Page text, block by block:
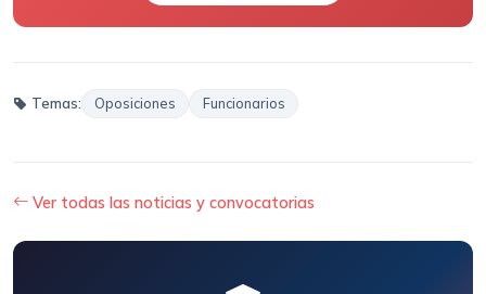
Temas: Oposiciones Funcionarios
Ver todas las noticias y convocatorias